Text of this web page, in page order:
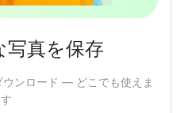
写真を保存
ンロード — どこでも使えま
す